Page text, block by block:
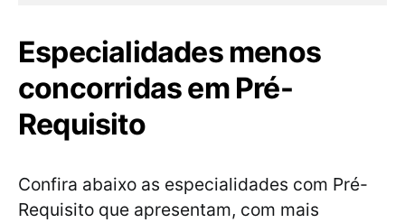
Especialidades menos
concorridas em Pré-
Requisito
Confira abaixo as especialidades com Pré-
Requisito que apresentam, com mais